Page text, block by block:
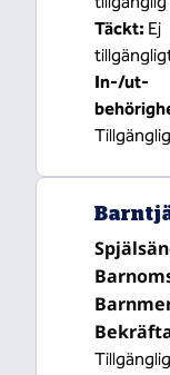
Täckt: Ej
In-/ut-